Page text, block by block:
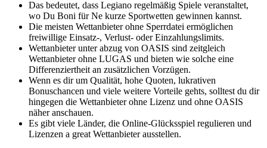
Das bedeutet, dass Legiano regelmäßig Spiele veranstaltet,
wo Du Boni für Ne kurze Sportwetten gewinnen kannst.
Die meisten Wettanbieter ohne Sperrdatei ermöglichen
freiwillige Einsatz-, Verlust- oder Einzahlungslimits.
Wettanbieter unter abzug von OASIS sind zeitgleich
Wettanbieter ohne LUGAS und bieten wie solche eine
Differenziertheit an zusätzlichen Vorzügen.
Wenn es dir um Qualität, hohe Quoten, lukrativen
Bonuschancen und viele weitere Vorteile gehts, solltest du dir
hingegen die Wettanbieter ohne Lizenz und ohne OASIS
näher anschauen.
Es gibt viele Länder, die Online-Glücksspiel regulieren und
Lizenzen a great Wettanbieter ausstellen.